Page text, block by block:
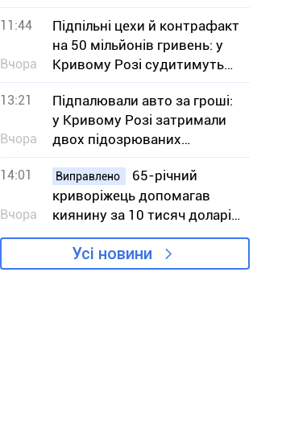
СБУ
11:44
Вчора
Підпільні цехи й контрафакт
на 50 мільйонів гривень: у
Кривому Розі судитимуть
13 людей
13:21
Вчора
Підпалювали авто за гроші:
у Кривому Розі затримали
двох підозрюваних
виконавиць
14:01
Вчора
Виправлено
65-річний
криворіжець допомагав
киянину за 10 тисяч доларів
незаконно потрапити у
Словаччину
Усі новини